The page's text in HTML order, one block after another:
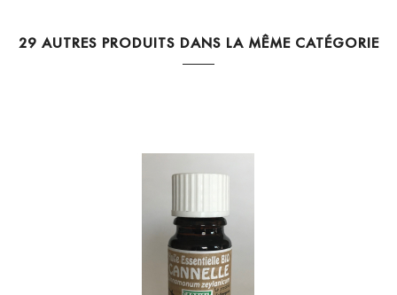
29 AUTRES PRODUITS DANS LA MÊME CATÉGORIE